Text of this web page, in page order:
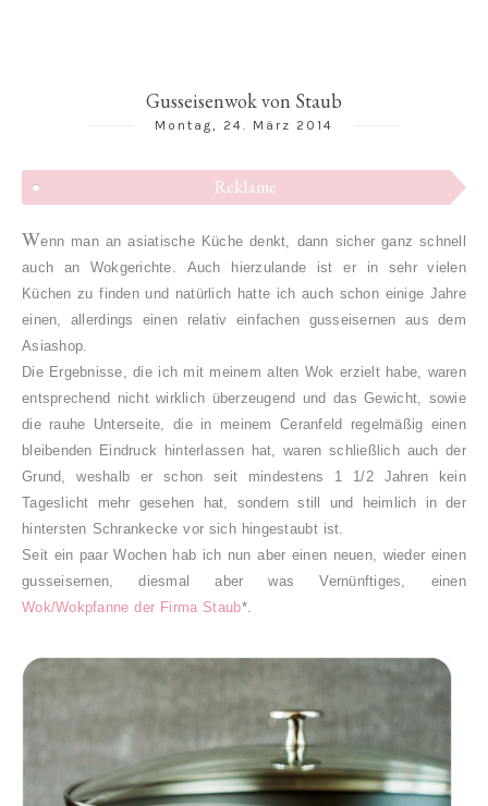
Gusseisenwok von Staub
Montag, 24. März 2014
Reklame
Wenn man an asiatische Küche denkt, dann sicher ganz schnell
auch an Wokgerichte. Auch hierzulande ist er in sehr vielen
Küchen zu finden und natürlich hatte ich auch schon einige Jahre
einen, allerdings einen relativ einfachen gusseisernen aus dem
Asiashop.
Die Ergebnisse, die ich mit meinem alten Wok erzielt habe, waren
entsprechend nicht wirklich überzeugend und das Gewicht, sowie
die rauhe Unterseite, die in meinem Ceranfeld regelmäßig einen
bleibenden Eindruck hinterlassen hat, waren schließlich auch der
Grund, weshalb er schon seit mindestens 1 1/2 Jahren kein
Tageslicht mehr gesehen hat, sondern still und heimlich in der
hintersten Schrankecke vor sich hingestaubt ist.
Seit ein paar Wochen hab ich nun aber einen neuen, wieder einen
gusseisernen, diesmal aber was Vernünftiges, einen
Wok/Wokpfanne der Firma Staub*.